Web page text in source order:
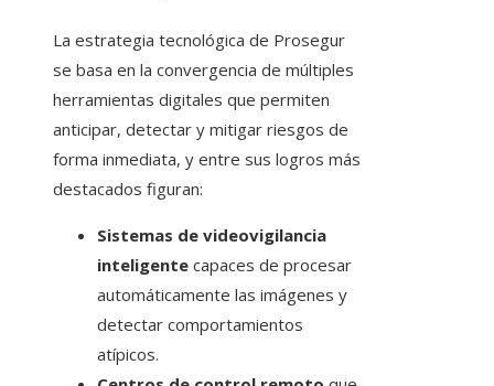
La estrategia tecnológica de Prosegur
se basa en la convergencia de múltiples
herramientas digitales que permiten
anticipar, detectar y mitigar riesgos de
forma inmediata, y entre sus logros más
destacados figuran:
Sistemas de videovigilancia
inteligente capaces de procesar
automáticamente las imágenes y
detectar comportamientos
atípicos.